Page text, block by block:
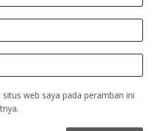
web saya pada peramban ini